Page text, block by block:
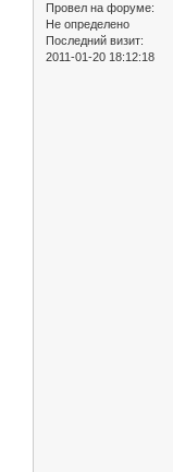
Провел на форуме:
Не определено
Последний визит:
2011-01-20 18:12:18